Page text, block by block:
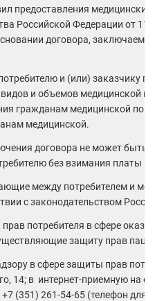
предоставления
Российской Федерации от
договора,
и (или) заказчику
и объемов медицинской
гражданам медицинской
медицинской.
договора не может
без взимания платы
между потребителем и
с законодательством
потребителя в сфере
защиту прав
в сфере защиты прав
14; в интернет-приемную на
(351) 261-54-65 (телефон для